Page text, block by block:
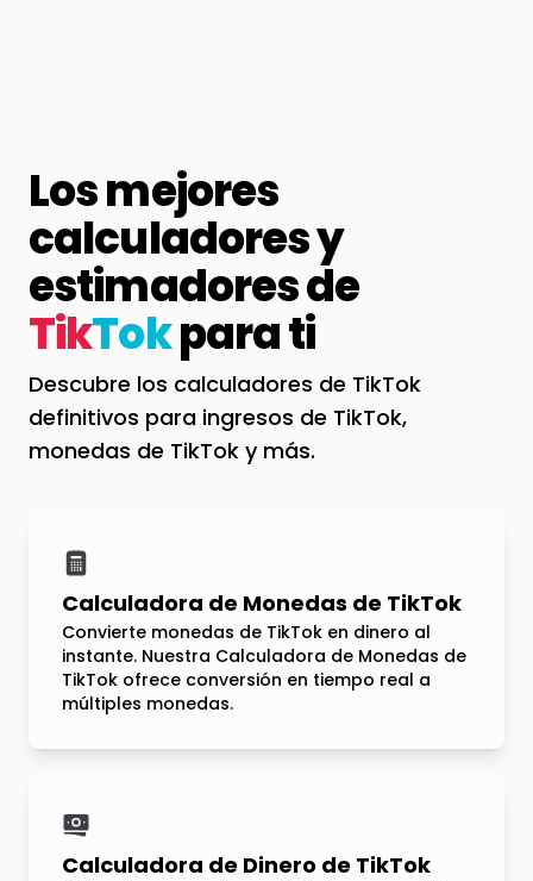
Los mejores
calculadores y
estimadores de
TikTokpara ti
Descubre los calculadores de TikTok
definitivos para ingresos de TikTok,
monedas de TikTok y más.
Calculadora de Monedas de TikTok
Convierte monedas de TikTok en dinero al
instante. Nuestra Calculadora de Monedas de
TikTok ofrece conversión en tiempo real a
múltiples monedas.
Calculadora de Dinero de TikTok